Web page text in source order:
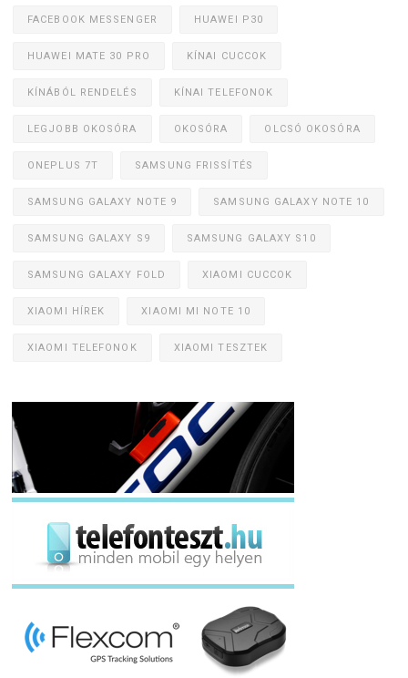
FACEBOOK MESSENGER HUAWEI P30
HUAWEI MATE 30 PRO KÍNAI CUCCOK
KÍNÁBÓL RENDELÉS KÍNAI TELEFONOK
LEGJOBB OKOSÓRA OKOSÓRA OLCSÓ OKOSÓRA
ONEPLUS 7T SAMSUNG FRISSÍTÉS
SAMSUNG GALAXY NOTE 9 SAMSUNG GALAXY NOTE 10
SAMSUNG GALAXY S9 SAMSUNG GALAXY S10
SAMSUNG GALAXY FOLD XIAOMI CUCCOK
XIAOMI HÍREK XIAOMI MI NOTE 10
XIAOMI TELEFONOK XIAOMI TESZTEK